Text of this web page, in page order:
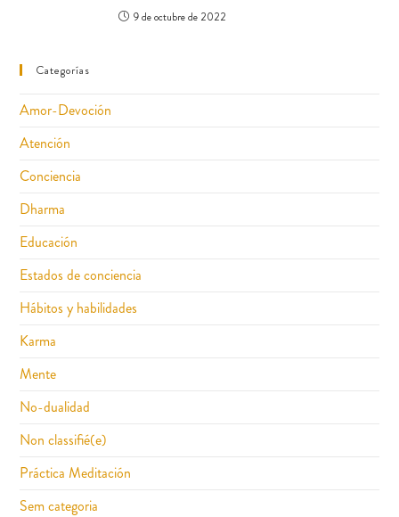
9 de octubre de 2022
Categorías
Amor-Devoción
Atención
Conciencia
Dharma
Educación
Estados de conciencia
Hábitos y habilidades
Karma
Mente
No-dualidad
Non classifié(e)
Práctica Meditación
Sem categoria